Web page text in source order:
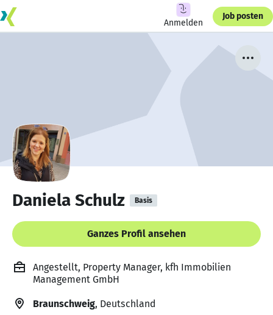
Anmelden
Job posten
Daniela Schulz Basis
Ganzes Profil ansehen
Angestellt, Property Manager, kfh Immobilien
Management GmbH
Braunschweig, Deutschland